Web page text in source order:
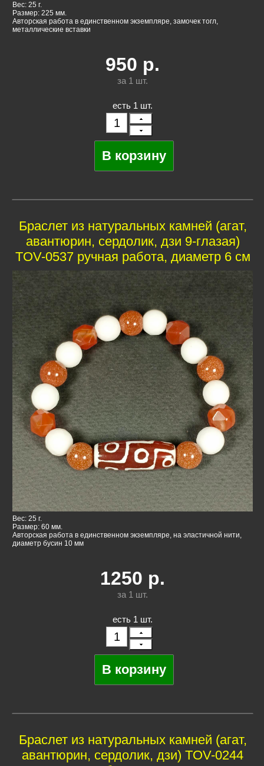
Вес: 25 г.
Размер: 225 мм.
Авторская работа в единственном экземпляре, замочек тогл,
металлические вставки
950 р.
за 1 шт.
есть 1 шт.
Браслет из натуральных камней (агат,
авантюрин, сердолик, дзи 9-глазая)
TOV-0537 ручная работа, диаметр 6 см
Вес: 25 г.
Размер: 60 мм.
Авторская работа в единственном экземпляре, на эластичной нити,
диаметр бусин 10 мм
1250 р.
за 1 шт.
есть 1 шт.
Браслет из натуральных камней (агат,
авантюрин, сердолик, дзи) TOV-0244